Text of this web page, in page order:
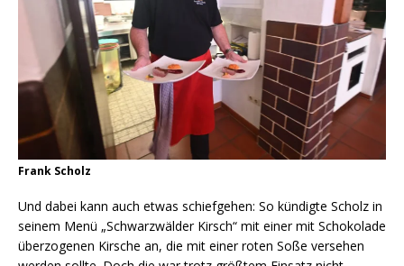
Frank Scholz
Und dabei kann auch etwas schiefgehen: So kündigte Scholz in
seinem Menü „Schwarzwälder Kirsch“ mit einer mit Schokolade
überzogenen Kirsche an, die mit einer roten Soße versehen